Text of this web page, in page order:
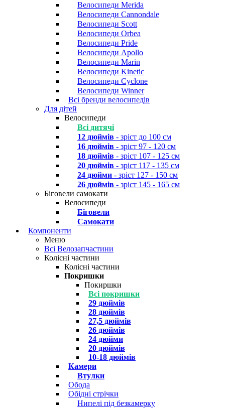
Велосипеди Merida
Велосипеди Cannondale
Велосипеди Scott
Велосипеди Orbea
Велосипеди Pride
Велосипеди Apollo
Велосипеди Marin
Велосипеди Kinetic
Велосипеди Cyclone
Велосипеди Winner
Всі бренди велосипедів
Для дітей
Велосипеди
Всі дитячі
12 дюймів - зріст до 100 см
16 дюймів - зріст 97 - 120 см
18 дюймів - зріст 107 - 125 см
20 дюймів - зріст 117 - 135 см
24 дюйми - зріст 127 - 150 см
26 дюймів - зріст 145 - 165 см
Біговели самокати
Велосипеди
Біговели
Самокати
Компоненти
Меню
Всі Велозапчастини
Колісні частини
Колісні частини
Покришки
Покиршки
Всі покришки
29 дюймів
28 дюймів
27,5 дюймів
26 дюймів
24 дюйми
20 дюймів
10-18 дюймів
Камери
Втулки
Обода
Обідні стрічки
Нипелі під безкамерку